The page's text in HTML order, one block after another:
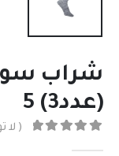
شراب
(عدد3) 5
( لا